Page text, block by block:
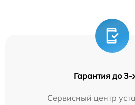
Гарантия до 3-
Сервисный центр